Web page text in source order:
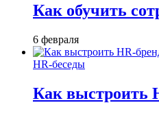
Как обучить
6 февраля
HR-беседы
Как выстроить